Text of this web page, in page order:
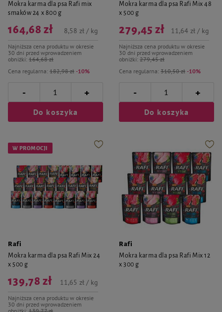
Mokra karma dla psa Rafi mix
smaków 24 x 800 g
Cena regularna: 182,98 zł -10%
164,68 zł
Najniższa cena produktu w okresie
30 dni przed wprowadzeniem
obniżki: 164,68 zł
8,58 zł / kg
- +
Do koszyka
Mokra karma dla psa Rafi Mix 48
x 500 g
Cena regularna: 310,50 zł -10%
279,45 zł
Najniższa cena produktu w okresie
30 dni przed wprowadzeniem
obniżki: 279,45 zł
11,64 zł / kg
- +
Do koszyka
W PROMOCJI
Rafi
Mokra karma dla psa Rafi Mix 24
x 500 g
139,78 zł
Najniższa cena produktu w okresie
30 dni przed wprowadzeniem
11,65 zł / kg
Rafi
Mokra karma dla psa Rafi Mix 12
x 300 g